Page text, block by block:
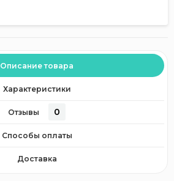
Описание товара
Характеристики
Отзывы 0
Способы оплаты
Доставка